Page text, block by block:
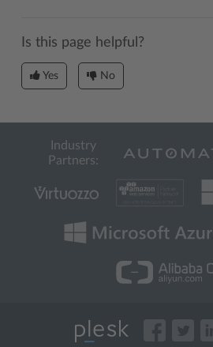
Is this page helpful?
Yes No
Industry
Partners: